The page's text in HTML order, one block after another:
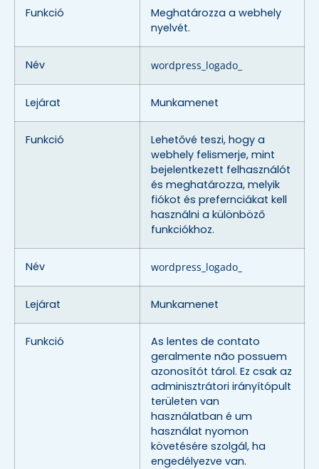
Funkció
Meghatározza a webhely
nyelvét.
Név wordpress_logado_
Lejárat Munkamenet
Funkció
Lehetővé teszi, hogy a
webhely felismerje, mint
bejelentkezett felhasználót
és meghatározza, melyik
fiókot és prefernciákat kell
használni a különböző
funkciókhoz.
Név wordpress_logado_
Lejárat Munkamenet
Funkció
As lentes de contato
geralmente não possuem
azonosítót tárol. Ez csak az
adminisztrátori irányítópult
területen van
használatban é um
használat nyomon
követésére szolgál, ha
engedélyezve van.